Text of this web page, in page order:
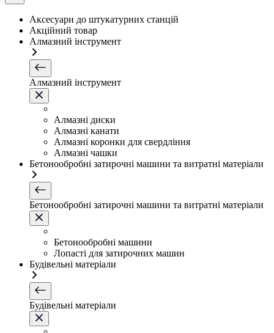
Аксесуари до штукатурних станцій
Акційний товар
Алмазний інструмент
Алмазний інструмент
Алмазні диски
Алмазні канати
Алмазні коронки для свердління
Алмазні чашки
Бетонообробні затирочні машини та витратні матеріали
Бетонообробні затирочні машини та витратні матеріали
Бетонообробні машини
Лопасті для затирочних машин
Будівельні матеріали
Будівельні матеріали